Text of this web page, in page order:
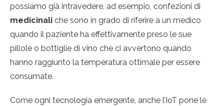
possiamo già intravedere, ad esempio, confezioni di
medicinali che sono in grado di riferire a un medico
quando il paziente ha effettivamente preso le sue
pillole o bottiglie di vino che ci avvertono quando
hanno raggiunto la temperatura ottimale per essere
consumate.
Come ogni tecnologia emergente, anche l’IoT pone le